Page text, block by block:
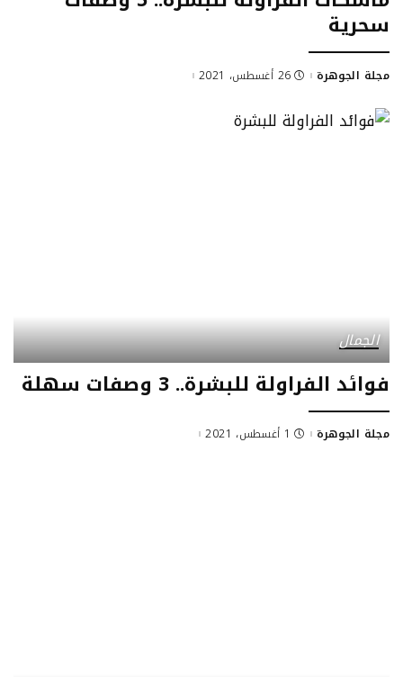
سحرية
Posted
مجلة الجوهرة 26 أغسطس، 2021
الجمال
فوائد الفراولة للبشرة.. 3 وصفات سهلة
Posted
مجلة الجوهرة 1 أغسطس، 2021